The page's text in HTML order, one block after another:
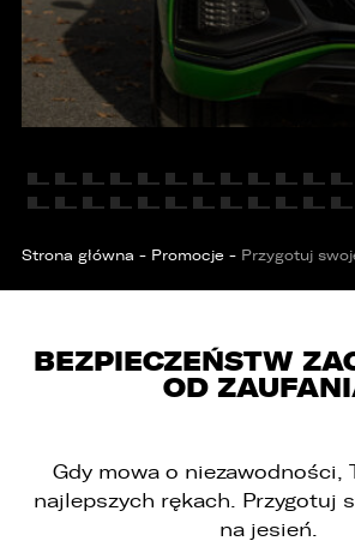
Strona główna - Promocje - Przygotuj
BEZPIECZEŃSTW
OD
Gdy mowa o niezawodności,
najlepszych rękach. Przygotuj
na jesień.